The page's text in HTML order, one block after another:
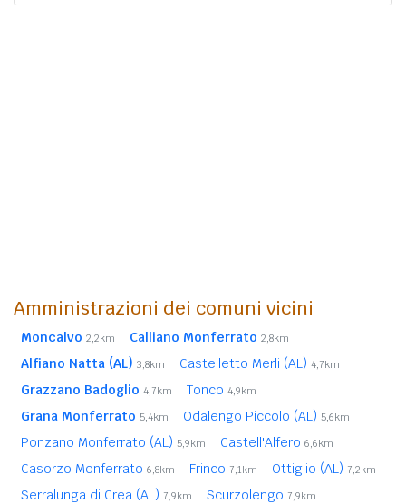
Amministrazioni dei comuni vicini
Moncalvo 2,2km Calliano Monferrato 2,8km
Alfiano Natta (AL) 3,8km Castelletto Merli (AL) 4,7km
Grazzano Badoglio 4,7km Tonco 4,9km
Grana Monferrato 5,4km Odalengo Piccolo (AL) 5,6km
Ponzano Monferrato (AL) 5,9km Castell'Alfero 6,6km
Casorzo Monferrato 6,8km Frinco 7,1km Ottiglio (AL) 7,2km
Serralunga di Crea (AL) 7,9km Scurzolengo 7,9km